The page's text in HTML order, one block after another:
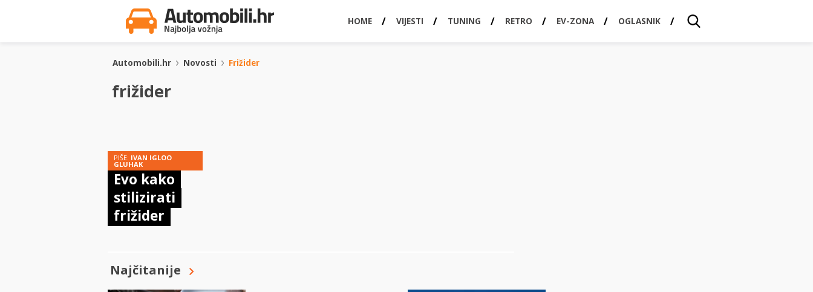
HOME VIJESTI TUNING RETRO EV-ZONA OGLASNIK
Automobili.hr Novosti Frižider
frižider
PIŠE: IVAN IGLOO
GLUHAK
Evo kako
stilizirati
frižider
Najčitanije